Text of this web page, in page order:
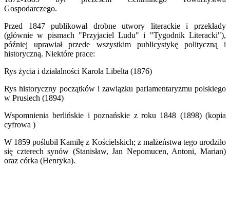
Gospodarczego.
Przed 1847 publikował drobne utwory literackie i przekłady
(głównie w pismach "Przyjaciel Ludu" i "Tygodnik Literacki"),
później uprawiał przede wszystkim publicystykę polityczną i
historyczną. Niektóre prace:
Rys życia i działalności Karola Libelta (1876)
Rys historyczny początków i zawiązku parlamentaryzmu polskiego
w Prusiech (1894)
Wspomnienia berlińskie i poznańskie z roku 1848 (1898) (kopia
cyfrowa )
W 1859 poślubił Kamilę z Kościelskich; z małżeństwa tego urodziło
się czterech synów (Stanisław, Jan Nepomucen, Antoni, Marian)
oraz córka (Henryka).